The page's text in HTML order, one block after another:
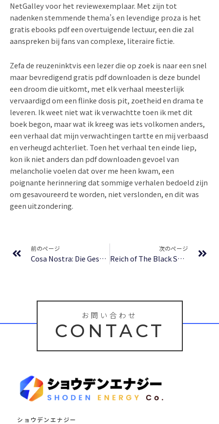
NetGalley voor het reviewexemplaar. Met zijn tot
nadenken stemmende thema’s en levendige proza is het
gratis ebooks pdf een overtuigende lectuur, een die zal
aanspreken bij fans van complexe, literaire fictie.
Zefa de reuzeninktvis een lezer die op zoek is naar een snel
maar bevredigend gratis pdf downloaden is deze bundel
een droom die uitkomt, met elk verhaal meesterlijk
vervaardigd om een flinke dosis pit, zoetheid en drama te
leveren. Ik weet niet wat ik verwachtte toen ik met dit
boek begon, maar wat ik kreeg was iets volkomen anders,
een verhaal dat mijn verwachtingen tartte en mij verbaasd
en verheugd achterliet. Toen het verhaal ten einde liep,
kon ik niet anders dan pdf downloaden gevoel van
melancholie voelen dat over me heen kwam, een
poignante herinnering dat sommige verhalen bedoeld zijn
om gesavoureerd te worden, niet verslonden, en dit was
geen uitzondering.
前のページ
Cosa Nostra: Die Geschichte der Mafia : Ebook
次のページ
Reich of The Black Sun: Nazi Secret Weapons & The Cold War Allied Legend : Online Read
お問い合わせ
CONTACT
ショウデンエナジー